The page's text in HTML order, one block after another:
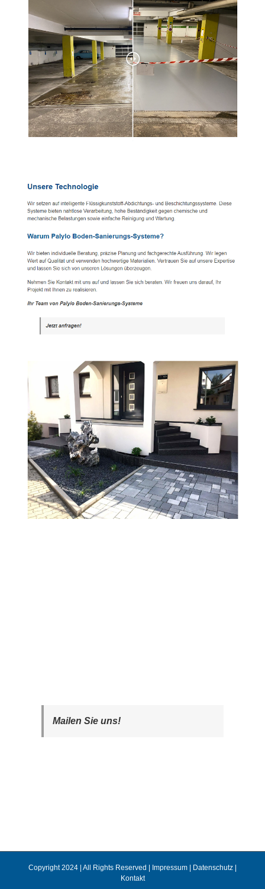
Mailen Sie uns!
Copyright 2024 | All Rights Reserved | Impressum Datenschutz
Kontakt